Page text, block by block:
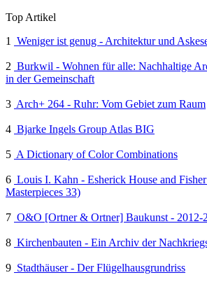
Top Artikel
1
Weniger ist genug - Architektur und
2 Burkwil - Wohnen für alle: Nachhaltige
in der Gemeinschaft
3 Arch+ 264 - Ruhr: Vom Gebiet zum Raum
4 Bjarke Ingels Group Atlas BIG
5 A Dictionary of Color Combinations
6 Louis I. Kahn - Esherick House and
Masterpieces 33)
7 O&O [Ortner & Ortner] Baukunst - 2012-
8 Kirchenbauten - Ein Archiv der
9 Stadthäuser - Der Flügelhausgrundriss